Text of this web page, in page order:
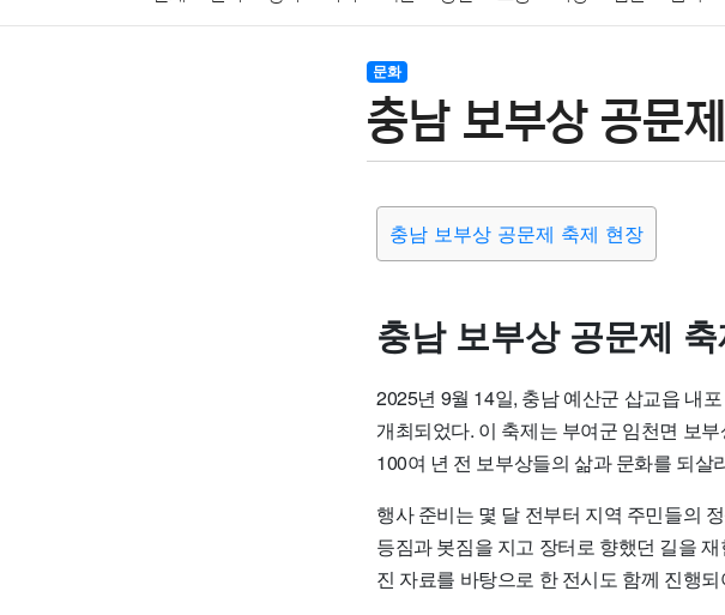
결혼 육아
기술 종교 사회 정치 건강 의료
문화
충남 보부상 공문
충남 보부상 공문제 축제 현장
충남 보부상 공문제
2025년 9월 14일, 충남 예산군 삽교읍 내
개최되었다. 이 축제는 부여군 임천면 보
100여 년 전 보부상들의 삶과 문화를 되살
행사 준비는 몇 달 전부터 지역 주민들의
등짐과 봇짐을 지고 장터로 향했던 길을
진 자료를 바탕으로 한 전시도 함께 진행